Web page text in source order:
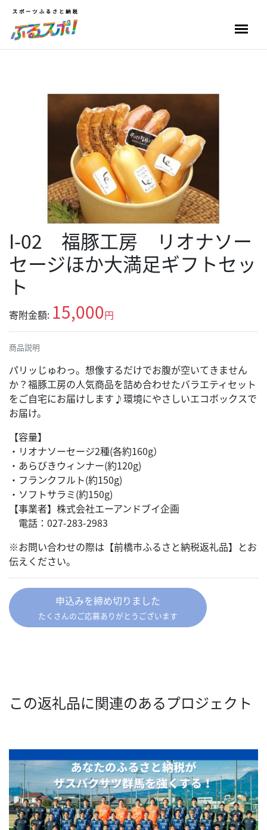
I-02 福豚工房 リオナソー
セージほか大満足ギフトセッ
ト
寄附金額: 15,000円
商品説明
パリッじゅわっ。想像するだけでお腹が空いてきません
か？福豚工房の人気商品を詰め合わせたバラエティセット
をご自宅にお届けします♪環境にやさしいエコボックスで
お届け。
【容量】
・リオナソーセージ2種(各約160g）
・あらびきウィンナー(約120g)
・フランクフルト(約150g)
・ソフトサラミ(約150g)
【事業者】株式会社エーアンドブイ企画
電話：027-283-2983
※お問い合わせの際は【前橋市ふるさと納税返礼品】とお
伝えください。
申込みを締め切りました
たくさんのご応募ありがとうございます
この返礼品に関連のあるプロジェクト